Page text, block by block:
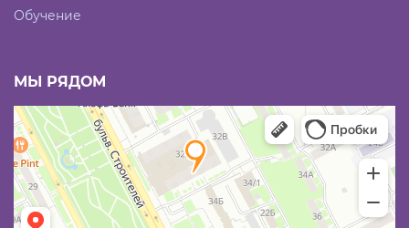
Обучение
МЫ РЯДОМ